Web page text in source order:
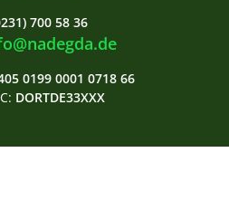
700 58 36
0199 0001 0718 66
DORTDE33XXX